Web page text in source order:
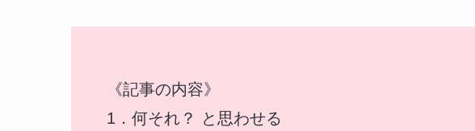
《記事の内容》
1．何それ？ と思わせる